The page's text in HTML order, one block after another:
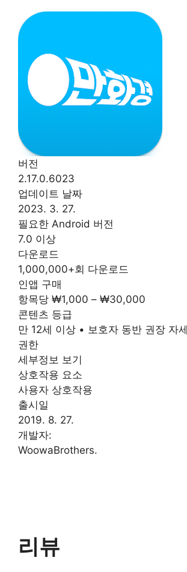
버전
2.17.0.6023
업데이트 날짜
2023. 3. 27.
필요한 Android 버전
7.0 이상
다운로드
1,000,000+회 다운로드
인앱 구매
항목당 ₩1,000 – ₩30,000
콘텐츠 등급
만 12세 이상 • 보호자 동반 권장 자
권한
세부정보 보기
상호작용 요소
사용자 상호작용
출시일
2019. 8. 27.
개발자:
WoowaBrothers.
리뷰